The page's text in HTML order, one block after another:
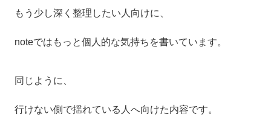
もう少し深く整理したい人向けに、
noteではもっと個人的な気持ちを書いています。
同じように、
行けない側で揺れている人へ向けた内容です。